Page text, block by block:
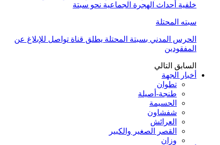
خلفية أحداث الهجرة الجماعية نحو سبتة
سبته المحتلة
الحرس المدني بسبتة المحتلة يطلق قناة تواصل للإبلاغ عن
المفقودين
السابق التالي
أخبار الجهة
تطوان
طنجة-أصيلة
الحسيمة
شفشاون
العرائش
القصر الصغير والكبير
وزان